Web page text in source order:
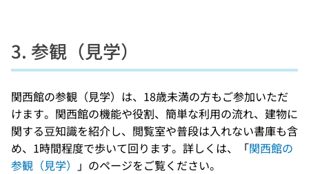
3. 参観（見学）
関西館の参観（見学）は、18歳未満の方もご参加いただ
けます。関西館の機能や役割、簡単な利用の流れ、建物に
関する豆知識を紹介し、閲覧室や普段は入れない書庫も含
め、1時間程度で歩いて回ります。詳しくは、「関西館の
参観（見学）
」のページをご覧ください。